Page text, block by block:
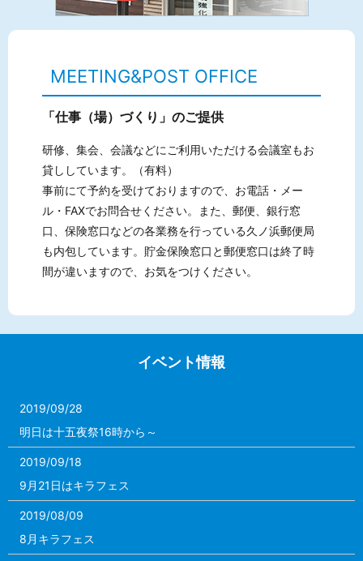
MEETING&POST OFFICE
「仕事（場）づくり」のご提供
研修、集会、会議などにご利用いただける会議室もお
貸ししています。（有料）
事前にて予約を受けておりますので、お電話・メー
ル・FAXでお問合せください。また、郵便、銀行窓
口、保険窓口などの各業務を行っている久ノ浜郵便局
も内包しています。貯金保険窓口と郵便窓口は終了時
間が違いますので、お気をつけください。
イベント情報
2019/09/28
明日は十五夜祭16時から～
2019/09/18
9月21日はキラフェス
2019/08/09
8月キラフェス